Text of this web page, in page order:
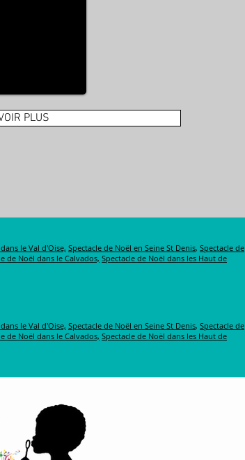
PLUS
le Val d'Oise, Spectacle de Noël en Seine St Denis, Spectacle de
de Noël dans le Calvados, Spectacle de Noël dans les Haut de
le Val d'Oise, Spectacle de Noël en Seine St Denis, Spectacle de
de Noël dans le Calvados, Spectacle de Noël dans les Haut de